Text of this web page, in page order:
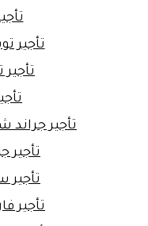
تأجير
تأجير
تأجير جراند
تأجير
تأجير